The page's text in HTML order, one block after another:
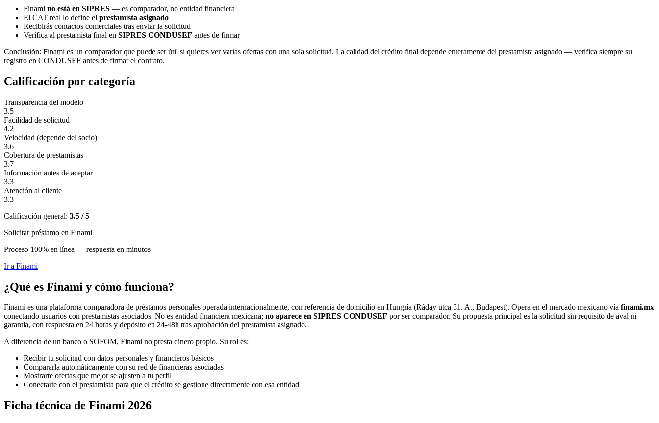
Finami no está en SIPRES — es comparador, no entidad financiera
El CAT real lo define el prestamista asignado
Recibirás contactos comerciales tras enviar la solicitud
Verifica al prestamista final en SIPRES CONDUSEF antes de firmar
Conclusión: Finami es un comparador que puede ser útil si quieres ver varias ofertas con una sola solicitud. La calidad del crédito final depende enteramente del prestamista asignado — verifica siempre su
registro en CONDUSEF antes de firmar el contrato.
Calificación por categoría
Transparencia del modelo
3.5
Facilidad de solicitud
4.2
Velocidad (depende del socio)
3.6
Cobertura de prestamistas
3.7
Información antes de aceptar
3.3
Atención al cliente
3.3
Calificación general: 3.5 / 5
Solicitar préstamo en Finami
Proceso 100% en línea — respuesta en minutos
Ir a Finami
¿Qué es Finami y cómo funciona?
Finami es una plataforma comparadora de préstamos personales operada internacionalmente, con referencia de domicilio en Hungría (Ráday utca 31. A., Budapest). Opera en el mercado mexicano vía finami.mx
conectando usuarios con prestamistas asociados. No es entidad financiera mexicana; no aparece en SIPRES CONDUSEF por ser comparador. Su propuesta principal es la solicitud sin requisito de aval ni
garantía, con respuesta en 24 horas y depósito en 24-48h tras aprobación del prestamista asignado.
A diferencia de un banco o SOFOM, Finami no presta dinero propio. Su rol es:
Recibir tu solicitud con datos personales y financieros básicos
Compararla automáticamente con su red de financieras asociadas
Mostrarte ofertas que mejor se ajusten a tu perfil
Conectarte con el prestamista para que el crédito se gestione directamente con esa entidad
Ficha técnica de Finami 2026